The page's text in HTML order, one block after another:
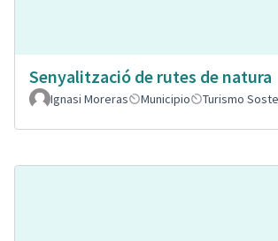
Senyalització de rutes de natura
Ignasi Moreras
Municipio Turismo